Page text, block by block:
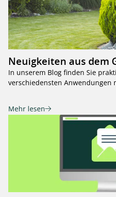
Neuigkeiten aus dem
In unserem Blog finden Sie
verschiedensten Anwendungen
Mehr lesen